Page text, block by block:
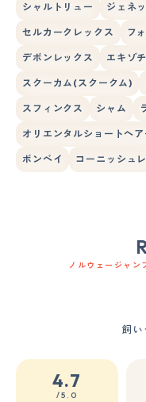
シャルトリュー ジェネ
セルカークレックス フ
デボンレックス エキゾ
スクーカム(スクークム)
スフィンクス シャム
オリエンタルショートヘア
ボンベイ コーニッシュ
ノルウェージャン
飼
4.7
/5.0